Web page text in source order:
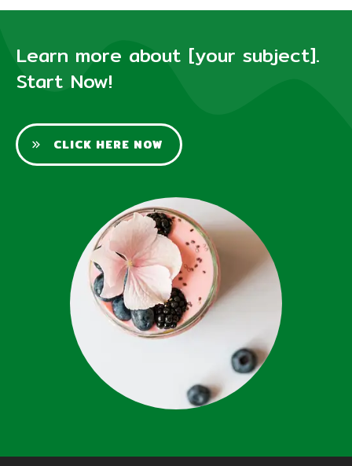
Learn more about [your subject].
Start Now!
CLICK HERE NOW